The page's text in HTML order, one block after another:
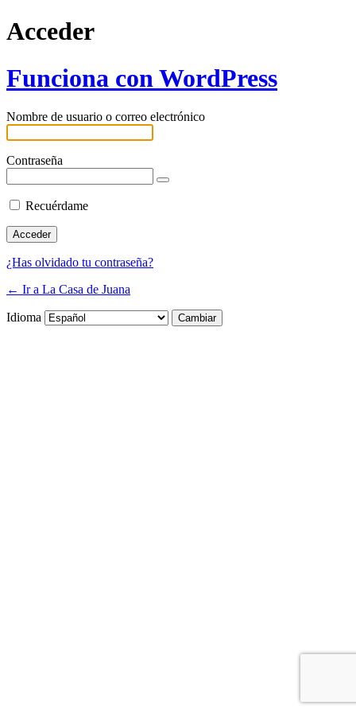
Acceder
Funciona con WordPress
Nombre de usuario o correo electrónico
Contraseña
Recuérdame
¿Has olvidado tu contraseña?
← Ir a La Casa de Juana
Idioma